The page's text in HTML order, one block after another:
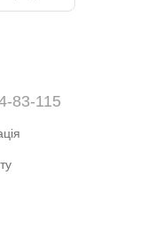
83-115